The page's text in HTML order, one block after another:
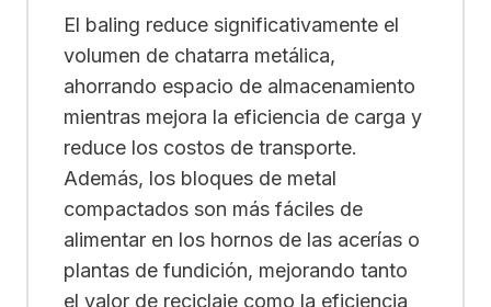
El baling reduce significativamente el
volumen de chatarra metálica,
ahorrando espacio de almacenamiento
mientras mejora la eficiencia de carga y
reduce los costos de transporte.
Además, los bloques de metal
compactados son más fáciles de
alimentar en los hornos de las acerías o
plantas de fundición, mejorando tanto
el valor de reciclaje como la eficiencia